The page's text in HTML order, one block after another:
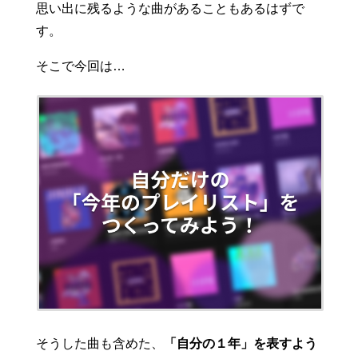
思い出に残るような曲があることもあるはずで
す。
そこで今回は…
そうした曲も含めた、
「自分の１年」を表すよう